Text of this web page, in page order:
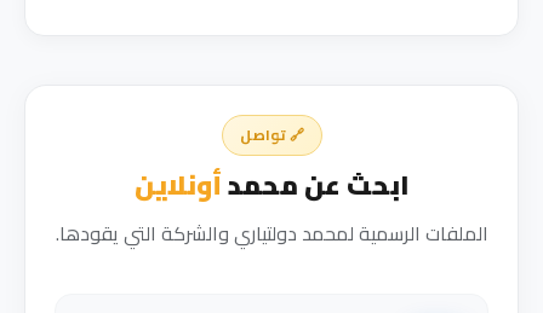
🔗 تواصل
ابحث عن محمدأونلاين
الملفات الرسمية لمحمد دولتياري والشركة التي يقودها.